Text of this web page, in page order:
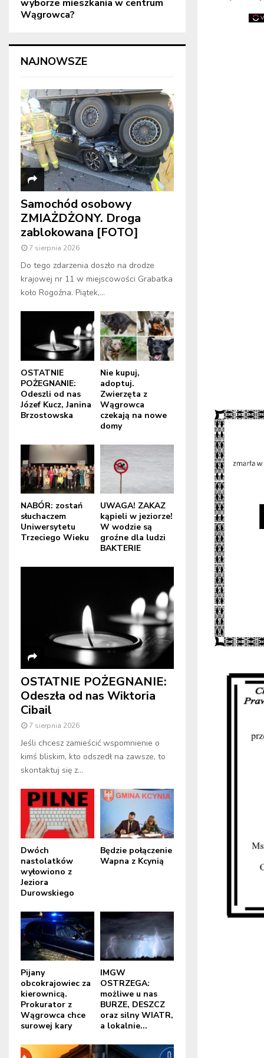
wyborze mieszkania w centrum
Wągrowca?
NAJNOWSZE
Samochód osobowy
ZMIAŻDŻONY. Droga
zablokowana [FOTO]
7 sierpnia 2026
Do tego zdarzenia doszło na drodze
krajowej nr 11 w miejscowości Grabatka
koło Rogoźna. Piątek,...
OSTATNIE
POŻEGNANIE:
Odeszli od nas
Józef Kucz, Janina
Brzostowska
Nie kupuj,
adoptuj.
Zwierzęta z
Wągrowca
czekają na nowe
domy
NABÓR: zostań
słuchaczem
Uniwersytetu
Trzeciego Wieku
UWAGA! ZAKAZ
kąpieli w jeziorze!
W wodzie są
groźne dla ludzi
BAKTERIE
OSTATNIE POŻEGNANIE:
Odeszła od nas Wiktoria
Cibail
7 sierpnia 2026
Jeśli chcesz zamieścić wspomnienie o
kimś bliskim, kto odszedł na zawsze, to
skontaktuj się z...
Dwóch
nastolatków
wyłowiono z
Jeziora
Durowskiego
Będzie połączenie
Wapna z Kcynią
Pijany
obcokrajowiec za
kierownicą.
Prokurator z
Wągrowca chce
surowej kary
IMGW
OSTRZEGA:
możliwe u nas
BURZE, DESZCZ
oraz silny WIATR,
a lokalnie...